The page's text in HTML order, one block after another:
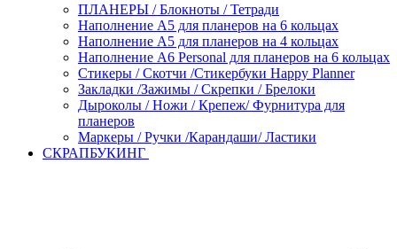
ПЛАНЕРЫ / Блокноты / Тетради
Наполнение А5 для планеров на 6 кольцах
Наполнение А5 для планеров на 4 кольцах
Наполнение А6 Personal для планеров на 6 кольцах
Стикеры / Скотчи /Стикербуки Happy Planner
Закладки /Зажимы / Скрепки / Брелоки
Дыроколы / Ножи / Крепеж/ Фурнитура для
планеров
Маркеры / Ручки /Карандаши/ Ластики
СКРАПБУКИНГ